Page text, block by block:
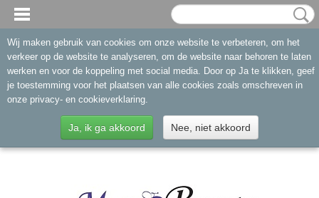
Wij maken gebruik van cookies om onze website te verbeteren, om het
verkeer op de website te analyseren, om de website naar behoren te laten
werken en voor de koppeling met social media. Door op Ja te klikken, geef
je toestemming voor het plaatsen van alle cookies zoals omschreven in
onze privacy- en cookieverklaring.
Ja, ik ga akkoord Nee, niet akkoord